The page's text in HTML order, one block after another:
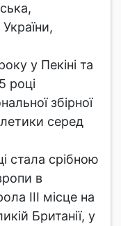
у Пекіні та
році
збірної
серед
стала срібною
в
ІІІ місце на
Британії, у